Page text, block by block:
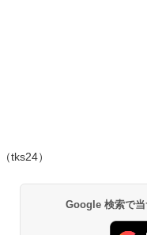
（tks24）
Google 検索で当